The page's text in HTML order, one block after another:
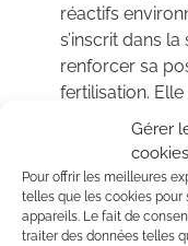
Gérer
cookies
Pour offrir les meilleures
telles que les cookies
appareils. Le fait de
traiter des données telles
réactifs
s’inscrit dans
renforcer sa
fertilisation.
poursuivre
élargissement
de produits, le
territorial en
ressources